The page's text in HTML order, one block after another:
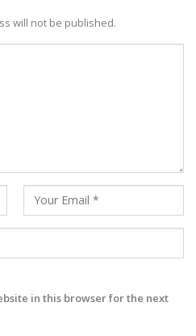
will not be published.
in this browser for the next